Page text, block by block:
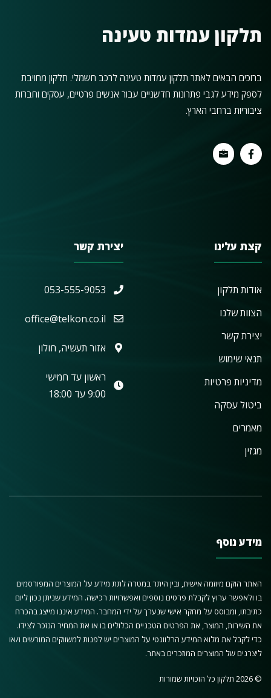
תלקון עמדות טעינה
ברוכים הבאים לאתר תלקון עמדות טעינה לרכב חשמלי. תלקון מחויבת
לספק מידע לגבי פתרונות חדשניים עבור אנשים פרטיים, עסקים וחברות
ציבוריות ברחבי הארץ.
קצת עלינו
אודות תלקון
הצוות שלנו
יצירת קשר
תנאי שימוש
מדיניות פרטיות
ביטול עסקה
מאמרים
מגזין
יצירת קשר
053-555-9053
office@telkon.co.il
אזור תעשיה, חולון
ראשון עד חמישי
9:00 עד 18:00
מידע נוסף
האתר הוקם מיוזמה אישית, ובין היתר במטרה לתת מידע על המוצרים המפורסמים
בו ולאפשר ערוץ לקבלת פרטים נוספים ואפשרויות רכישה. המידע שניתן נכון ליום
כתיבתו, ומבוסס על מחקר אישי שנערך על ידי המחבר. המידע איננו מייצג בהכרח
את השירות, המוצר, את הפרטים הטכניים הכלולים בו או את המחיר הנזכר לצידו.
כדי לקבל את מלוא המידע הרלוונטי על המוצרים יש לפנות למשווקים המורשים ו/או
ליצרנים של המוצרים המוזכרים באתר.
© 2026 תלקון כל הזכויות שמורות